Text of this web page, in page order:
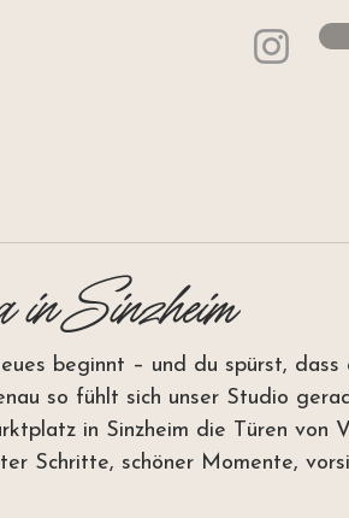
in Sinzheim
beginnt – und du spürst,
so fühlt sich unser Studio
in Sinzheim die Türen von
Schritte, schöner Momente,